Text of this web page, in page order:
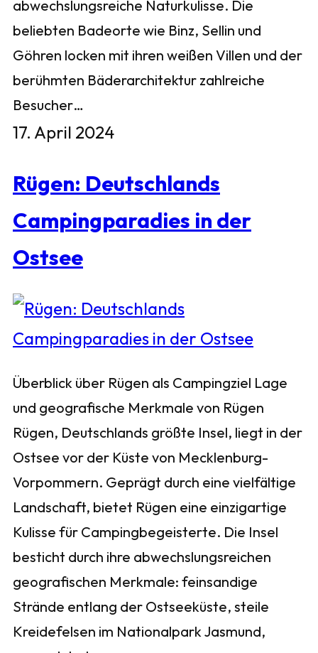
abwechslungsreiche Naturkulisse. Die
beliebten Badeorte wie Binz, Sellin und
Göhren locken mit ihren weißen Villen und der
berühmten Bäderarchitektur zahlreiche
Besucher…
17. April 2024
Rügen: Deutschlands
Campingparadies in der
Ostsee
Überblick über Rügen als Campingziel Lage
und geografische Merkmale von Rügen
Rügen, Deutschlands größte Insel, liegt in der
Ostsee vor der Küste von Mecklenburg-
Vorpommern. Geprägt durch eine vielfältige
Landschaft, bietet Rügen eine einzigartige
Kulisse für Campingbegeisterte. Die Insel
besticht durch ihre abwechslungsreichen
geografischen Merkmale: feinsandige
Strände entlang der Ostseeküste, steile
Kreidefelsen im Nationalpark Jasmund,